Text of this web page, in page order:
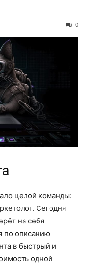
0
целой команды:
Сегодня
на себя
по описанию
в быстрый и
одной